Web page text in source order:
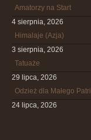
Amatorzy na Start
4 sierpnia, 2026
Himalaje (Azja)
3 sierpnia, 2026
Tatuaże
29 lipca, 2026
Odzież dla Małego
24 lipca, 2026